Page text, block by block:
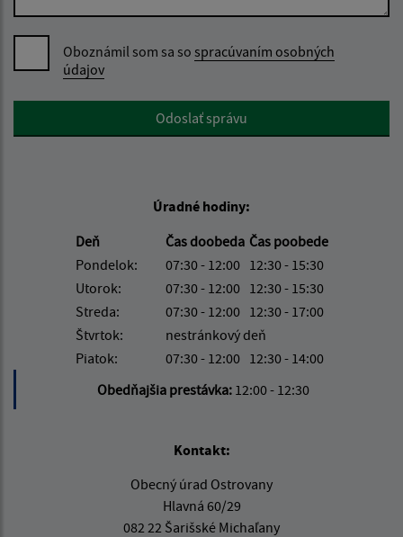
Oboznámil som sa so spracúvaním osobných
údajov
Google reCaptcha ResponseOdoslať správu
Úradné hodiny:
Deň
Čas doobeda Čas poobede
Pondelok:
07:30 - 12:00 12:30 - 15:30
Utorok:
07:30 - 12:00 12:30 - 15:30
Streda:
07:30 - 12:00 12:30 - 17:00
Štvrtok:
nestránkový deň
Piatok:
07:30 - 12:00 12:30 - 14:00
Obedňajšia prestávka: 12:00 - 12:30
Kontakt:
Obecný úrad Ostrovany
Hlavná 60/29
082 22 Šarišské Michaľany